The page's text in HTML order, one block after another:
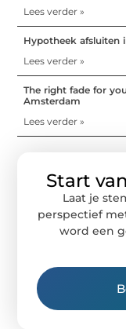
Lees verder »
Hypotheek afsluiten
Lees verder »
The right fade for
Amsterdam
Lees verder »
Start
Laat je
perspectief
word een